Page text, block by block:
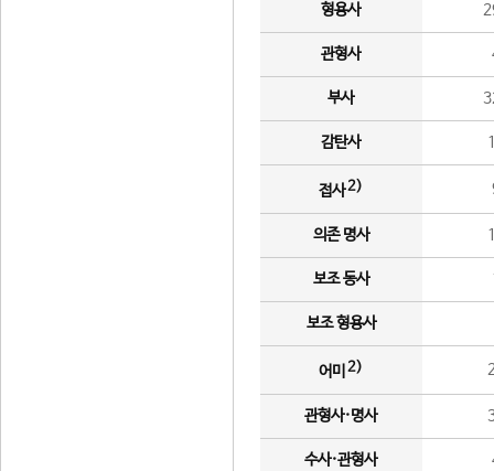
형용사
관형사
부사
감탄사
접사2)
의존 명사
보조 동사
보조 형용사
어미 2)
관형사·명사
수사·관형사